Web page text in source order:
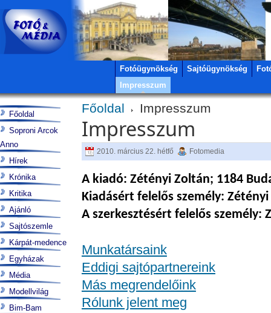
Fotóügynökség Sajtóügynökség
Impresszum
Főoldal Impresszum
Impresszum
2010. március 22. hétfő Fotomedia
A kiadó: Zétényi Zoltán; 1184
Kiadásért felelős személy:
A szerkesztésért felelős személy:
Munkatársaink
Eddigi sajtópartnereink
Más megrendelőink
Rólunk jelent meg
Főoldal
Soproni Arcok
Anno
Hírek
Krónika
Kritika
Ajánló
Sajtószemle
Kárpát-medence
Egyházak
Média
Modellvilág
Bim-Bam